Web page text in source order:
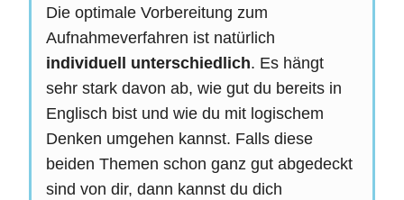
Die optimale Vorbereitung zum
Aufnahmeverfahren ist natürlich
individuell unterschiedlich. Es hängt
sehr stark davon ab, wie gut du bereits in
Englisch bist und wie du mit logischem
Denken umgehen kannst. Falls diese
beiden Themen schon ganz gut abgedeckt
sind von dir, dann kannst du dich